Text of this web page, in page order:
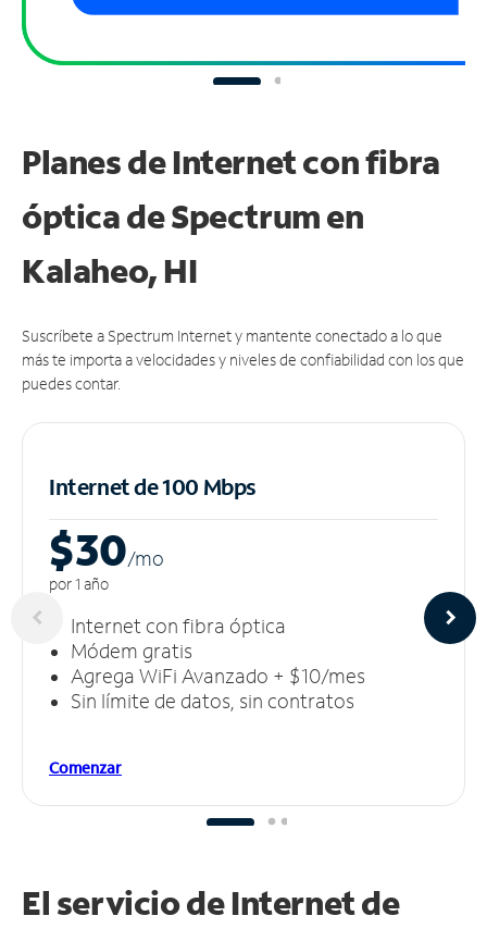
Planes de Internet con fibra
óptica de Spectrum en
Kalaheo, HI
Suscríbete a Spectrum Internet y mantente conectado a lo que
más te importa a velocidades y niveles de confiabilidad con los que
puedes contar.
Internet de 100 Mbps
$30/mo
por 1 año
Internet con fibra óptica
Módem gratis
Agrega WiFi Avanzado + $10/mes
Sin límite de datos, sin contratos
Comenzar
El servicio de Internet de